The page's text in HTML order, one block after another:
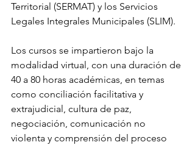
Territorial (SERMAT) y los Servicios
Legales Integrales Municipales (SLIM).
Los cursos se impartieron bajo la
modalidad virtual, con una duración de
40 a 80 horas académicas, en temas
como conciliación facilitativa y
extrajudicial, cultura de paz,
negociación, comunicación no
violenta y comprensión del proceso